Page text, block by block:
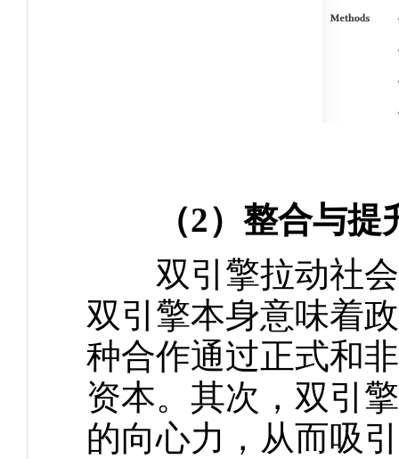
（2）整合与
双引擎拉动社会
双引擎本身意味着
种合作通过正式和
资本。其次，双引
的向心力，从而吸